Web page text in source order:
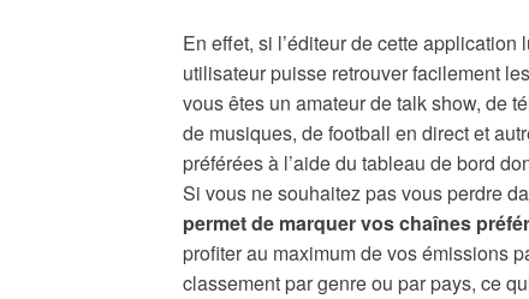
En effet, si l’éditeur de cette application
utilisateur puisse retrouver facilement
vous êtes un amateur de talk show, de
de musiques, de football en direct et
préférées à l’aide du tableau de bord
Si vous ne souhaitez pas vous perdre
permet de marquer vos chaînes
profiter au maximum de vos émissions
classement par genre ou par pays, ce